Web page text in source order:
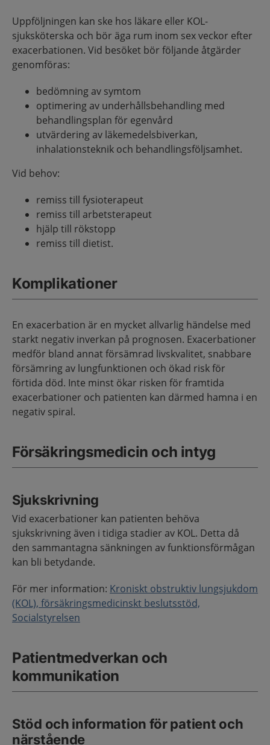
Uppföljningen kan ske hos läkare eller KOL-
sjuksköterska och bör äga rum inom sex veckor efter
exacerbationen. Vid besöket bör följande åtgärder
genomföras:
bedömning av symtom
optimering av underhållsbehandling med
behandlingsplan för egenvård
utvärdering av läkemedelsbiverkan,
inhalationsteknik och behandlingsföljsamhet.
Vid behov:
remiss till fysioterapeut
remiss till arbetsterapeut
hjälp till rökstopp
remiss till dietist.
Komplikationer
En exacerbation är en mycket allvarlig händelse med
starkt negativ inverkan på prognosen. Exacerbationer
medför bland annat försämrad livskvalitet, snabbare
försämring av lungfunktionen och ökad risk för
förtida död. Inte minst ökar risken för framtida
exacerbationer och patienten kan därmed hamna i en
negativ spiral.
Försäkringsmedicin och intyg
Sjukskrivning
Vid exacerbationer kan patienten behöva
sjukskrivning även i tidiga stadier av KOL. Detta då
den sammantagna sänkningen av funktionsförmågan
kan bli betydande.
För mer information: Kroniskt obstruktiv lungsjukdom
(KOL), försäkringsmedicinskt beslutsstöd,
Socialstyrelsen
Patientmedverkan och
kommunikation
Stöd och information för patient och
närstående